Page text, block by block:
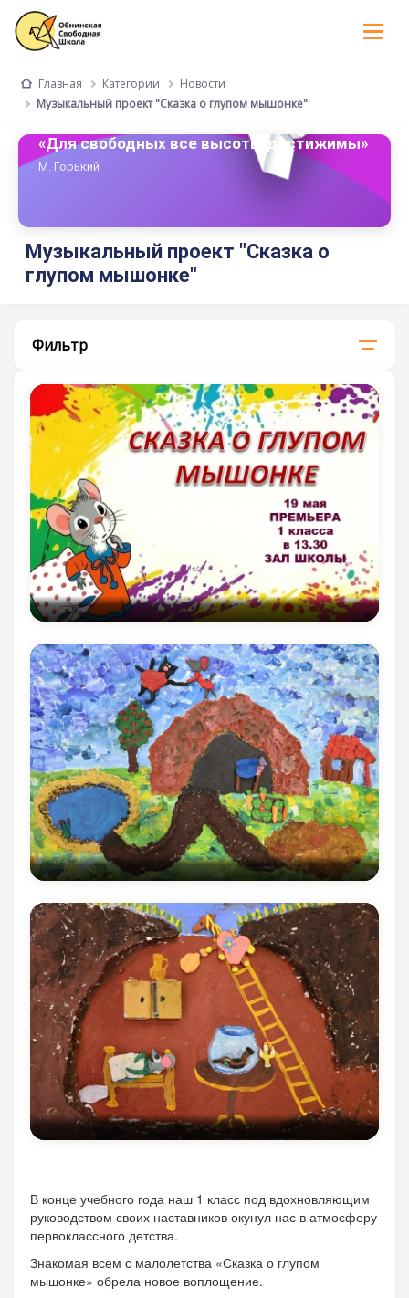
Главная Категории
Новости
Музыкальный проект "Сказка о глупом мышонке"
«Для свободных все высоты достижимы»
М. Горький
Музыкальный проект "Сказка о
глупом мышонке"
Фильтр
В конце учебного года наш 1 класс под вдохновляющим
руководством своих наставников окунул нас в атмосферу
первоклассного детства.
Знакомая всем с малолетства «Сказка о глупом
мышонке» обрела новое воплощение.